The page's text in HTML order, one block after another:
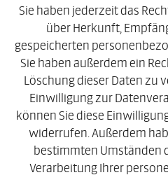
Sie haben jederzeit das
über Herkunft,
gespeicherten
Sie haben außerdem ein
Löschung dieser Daten zu
Einwilligung zur
können Sie diese
widerrufen. Außerdem
bestimmten Umständen
Verarbeitung Ihrer